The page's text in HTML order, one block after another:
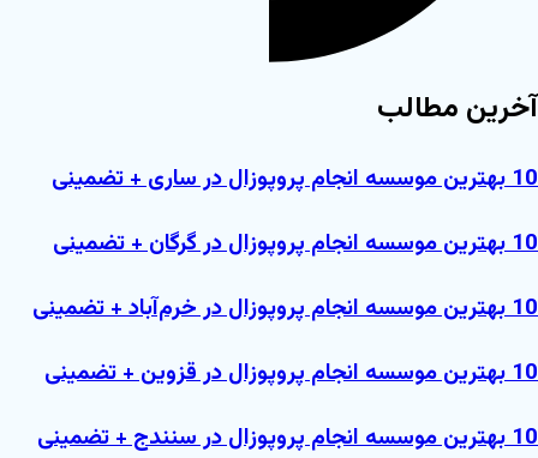
آخرین مطالب
10 بهترین موسسه انجام پروپوزال در ساری + تضمینی
10 بهترین موسسه انجام پروپوزال در گرگان + تضمینی
10 بهترین موسسه انجام پروپوزال در خرم‌آباد + تضمینی
10 بهترین موسسه انجام پروپوزال در قزوین + تضمینی
10 بهترین موسسه انجام پروپوزال در سنندج + تضمینی